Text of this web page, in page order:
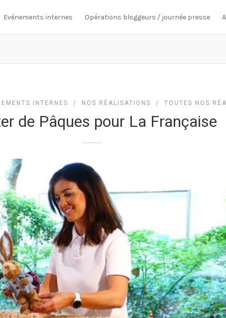
Evénements internes Opérations bloggeurs / journée presse
INTERNES / NOS RÉALISATIONS / TOUTES NOS
de Pâques pour La Française